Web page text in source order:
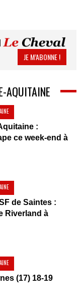
JE M’ABONNE !
AQUITAINE
:
ce week-end à
de Saintes :
Riverland à
(17) 18-19